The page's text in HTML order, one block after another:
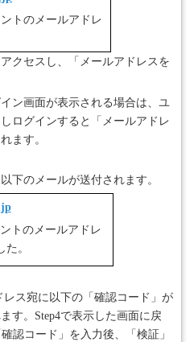
トのメールアドレ
クセスし、「メールアドレスを
ン画面が表示される場合は、ユ
ログインすると「メールアドレ
ます。
下のメールが送付されます。
トのメールアドレ
。
レス宛に以下の「確認コード」が
す。 Step4で表示した画面に戻
認コード」を入力後、「検証」